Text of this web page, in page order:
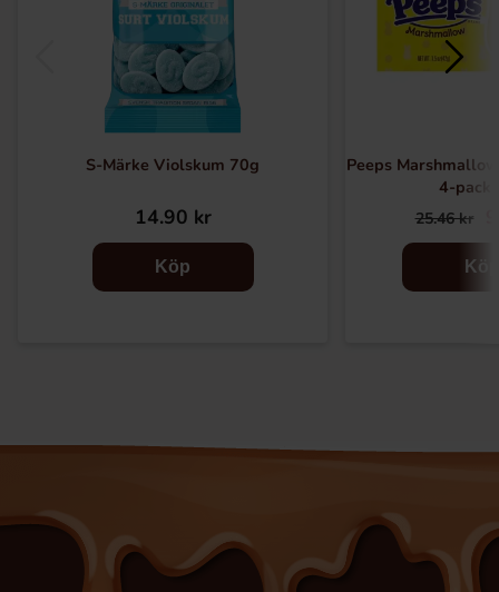
S-Märke Violskum 70g
14.90 kr
Köp
Peeps
4-pack
25.46 kr
Köp